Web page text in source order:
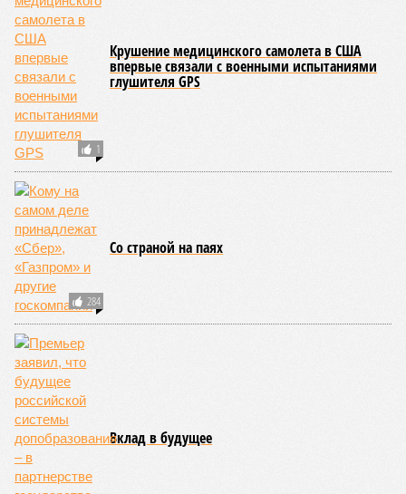
1
Крушение медицинского самолета в США
впервые связали с военными испытаниями
глушителя GPS
284
Со страной на паях
Вклад в будущее